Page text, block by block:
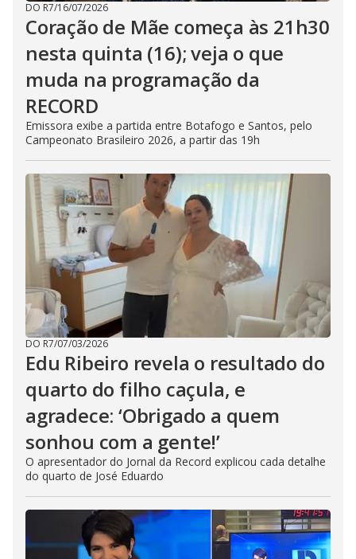
DO R7/16/07/2026
Coração de Mãe começa às 21h30
nesta quinta (16); veja o que
muda na programação da
RECORD
Emissora exibe a partida entre Botafogo e Santos, pelo
Campeonato Brasileiro 2026, a partir das 19h
DO R7/07/03/2026
Edu Ribeiro revela o resultado do
quarto do filho caçula, e
agradece: ‘Obrigado a quem
sonhou com a gente!’
O apresentador do Jornal da Record explicou cada detalhe
do quarto de José Eduardo